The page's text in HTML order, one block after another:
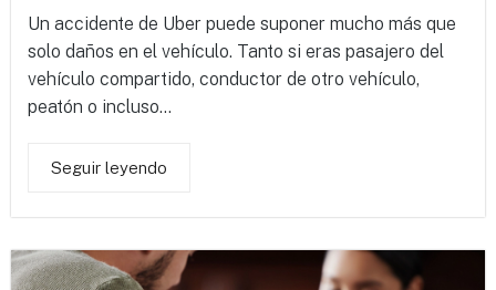
Un accidente de Uber puede suponer mucho más que
solo daños en el vehículo. Tanto si eras pasajero del
vehículo compartido, conductor de otro vehículo,
peatón o incluso...
Seguir leyendo